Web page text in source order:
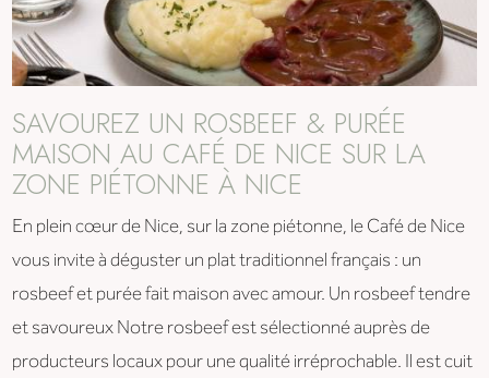
SAVOUREZ UN ROSBEEF & PURÉE
MAISON AU CAFÉ DE NICE SUR LA
ZONE PIÉTONNE À NICE
En plein cœur de Nice, sur la zone piétonne, le Café de Nice
vous invite à déguster un plat traditionnel français : un
rosbeef et purée fait maison avec amour. Un rosbeef tendre
et savoureux Notre rosbeef est sélectionné auprès de
producteurs locaux pour une qualité irréprochable. Il est cuit